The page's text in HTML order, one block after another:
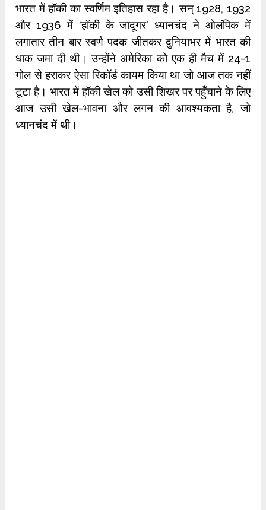
भारत में हॉकी का स्वर्णिम इतिहास रहा है। सन् 1928, 1932
और 1936 में ‘हॉकी के जादूगर’ ध्यानचंद ने ओलंपिक में
लगातार तीन बार स्वर्ण पदक जीतकर दुनियाभर में भारत की
धाक जमा दी थी। उन्होंने अमेरिका को एक ही मैच में 24-1
गोल से हराकर ऐसा रिकॉर्ड कायम किया था जो आज तक नहीं
टूटा है। भारत में हॉकी खेल को उसी शिखर पर पहुँचाने के लिए
आज उसी खेल-भावना और लगन की आवश्यकता है, जो
ध्यानचंद में थी।